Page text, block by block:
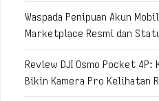
Waspada Penipuan Akun
Marketplace Resmi dan
Review DJI Osmo Pocket 4P:
Bikin Kamera Pro Kelihatan